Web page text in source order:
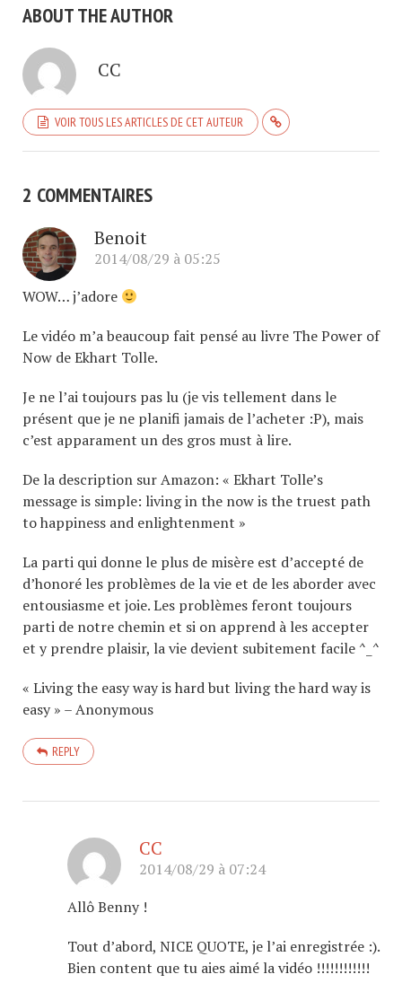
ABOUT THE AUTHOR
CC
VOIR TOUS LES ARTICLES DE CET AUTEUR
2 COMMENTAIRES
Benoit
2014/08/29 à 05:25
WOW… j’adore
Le vidéo m’a beaucoup fait pensé au livre The Power of
Now de Ekhart Tolle.
Je ne l’ai toujours pas lu (je vis tellement dans le
présent que je ne planifi jamais de l’acheter :P), mais
c’est apparament un des gros must à lire.
De la description sur Amazon: « Ekhart Tolle’s
message is simple: living in the now is the truest path
to happiness and enlightenment »
La parti qui donne le plus de misère est d’accepté de
d’honoré les problèmes de la vie et de les aborder avec
entousiasme et joie. Les problèmes feront toujours
parti de notre chemin et si on apprend à les accepter
et y prendre plaisir, la vie devient subitement facile ^_^
« Living the easy way is hard but living the hard way is
easy » – Anonymous
REPLY
CC
2014/08/29 à 07:24
Allô Benny !
Tout d’abord, NICE QUOTE, je l’ai enregistrée :).
Bien content que tu aies aimé la vidéo !!!!!!!!!!!!